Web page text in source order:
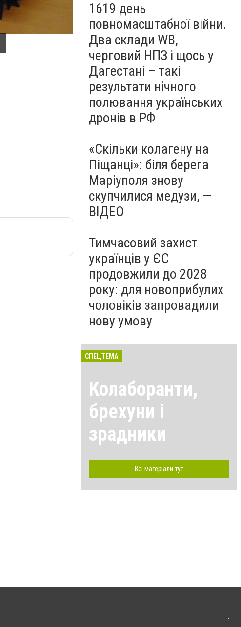
Бетонные блоки на дороге под Мариуполем
1619 день
повномасштабної війни.
Два склади WB,
черговий НПЗ і щось у
Дагестані – такі
результати нічного
полювання українських
дронів в РФ
«Скільки колагену на
Піщанці»: біля берега
Маріуполя знову
скупчилися медузи, —
ВІДЕО
Тимчасовий захист
українців у ЄС
продовжили до 2028
року: для новоприбулих
чоловіків запровадили
нову умову
СПЕЦТЕМА
Колаборанти,
брехуни і
зрадники
Всі матеріали тут